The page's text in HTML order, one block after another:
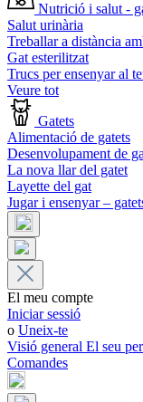
Nutrició i salut -
Salut urinària
Treballar a distància
Gat esterilitzat
Trucs per ensenyar al
Veure tot
Gatets
Alimentació de gatets
Desenvolupament de
La nova llar del gatet
Layette del gat
Jugar i ensenyar –
El meu compte
Iniciar sessió
o Uneix-te
Visió general El seu
Comandes